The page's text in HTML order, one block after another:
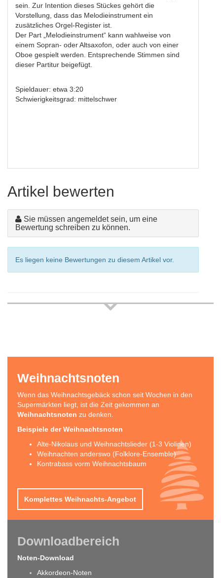
sein. Zur Intention dieses Stückes gehört die
Vorstellung, dass das Melodieinstrument ein
zusätzliches Orgel-Register ist.
Der Part „Melodieinstrument“ kann wahlweise von
einem Sopran- oder Altsaxofon, oder auch von einer
Oboe gespielt werden. Entsprechende Stimmen sind
dieser Partitur beigefügt.
Spieldauer: etwa 3:20
Schwierigkeitsgrad: mittelschwer
Artikel bewerten
Sie müssen angemeldet sein, um eine
Bewertung schreiben zu können.
Es liegen keine Bewertungen zu diesem Artikel vor.
Weihnachtsnoten
Wenn das Weihnachtsgebäck schon seit Wochen in den
Supermärkten liegt, ist die Zeit gekommen an
Weihnachtsnoten zu denken.
Beispiele der Weihnachtsnoten
Alte-Nikolaus und Weihnachtslieder (1-3 Violinen)
Weihnachten anderswo (Folklore-Ensemble)
Kontrabass vorm Weihnachtsbaum
Komplettes Weihnachts-Angebot
Downloadbereich
Noten-Download
Akkordeon-Noten